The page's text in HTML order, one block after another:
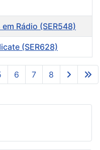
Rádio (SER548)
(SER628)
Página 1 de 8
6 7 8